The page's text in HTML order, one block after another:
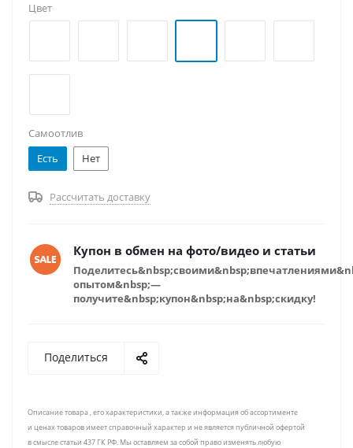
Цвет
Самоотлив
Есть
Нет
Рассчитать доставку
Купон в обмен на фото/видео и статьи
опытом&nbsp;—
получите&nbsp;купон&nbsp;на&nbsp;скидку!
Поделиться
Описание товара , его характеристики, а также информация об ассортименте
и ценах товаров имеет справочный характер и не является публичной офертой
в смысле статьи 437 ГК РФ. Мы оставляем за собой право изменять любую